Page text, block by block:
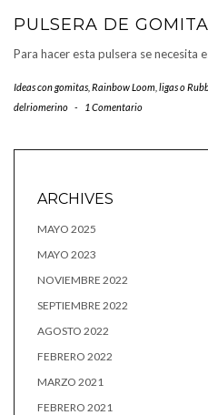
PULSERA DE
Para hacer esta pulsera se
Ideas con gomitas, Rainbow Loom, ligas o
delriomerino - 1 Comentario
ARCHIVES
MAYO 2025
MAYO 2023
NOVIEMBRE 2022
SEPTIEMBRE 2022
AGOSTO 2022
FEBRERO 2022
MARZO 2021
FEBRERO 2021